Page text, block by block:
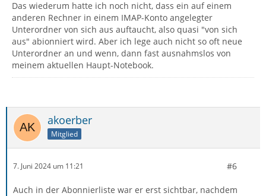
Das wiederum hatte ich noch nicht, dass ein auf einem
anderen Rechner in einem IMAP-Konto angelegter
Unterordner von sich aus auftaucht, also quasi "von sich
aus" abionniert wird. Aber ich lege auch nicht so oft neue
Unterordner an und wenn, dann fast ausnahmslos von
meinem aktuellen Haupt-Notebook.
akoerber
Mitglied
7. Juni 2024 um 11:21 #6
Auch in der Abonnierliste war er erst sichtbar, nachdem